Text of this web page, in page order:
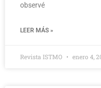
observé
LEER MÁS »
Revista ISTMO enero 4,